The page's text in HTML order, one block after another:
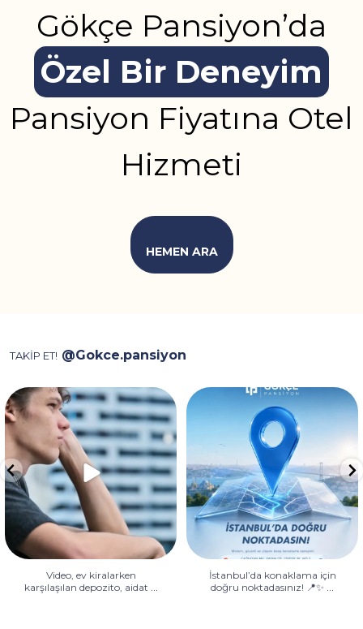
Gökçe Pansiyon’da
Özel Bir Deneyim
Pansiyon Fiyatına Otel
Hizmeti
HEMEN ARA
TAKİP ET! @Gokce.pansiyon
Video, ev kiralarken karşılaşılan
depozito, aidat...
Video, ev kiralarken
karşılaşılan depozito, aidat
İstanbul’da konaklama için
doğru noktadasınız! 📍✨
İstanbul’da konaklama için
doğru noktadasınız! 📍✨